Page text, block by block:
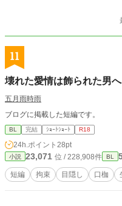
11
壊れた愛情は飾られた男
五月雨時雨
ブログに掲載した短編です。
BL 完結 ｼｮｰﾄｼｮｰﾄ R18
24h.ポイント 28pt
小説 23,071 位 / 228,908件 BL
短編 拘束 目隠し 口枷